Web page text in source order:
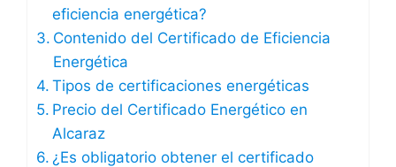
eficiencia energética?
Contenido del Certificado de Eficiencia
Energética
Tipos de certificaciones energéticas
Precio del Certificado Energético en
Alcaraz
¿Es obligatorio obtener el certificado